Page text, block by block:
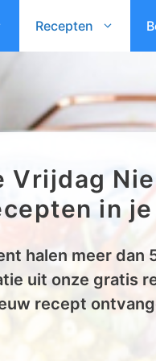
Recepten
Vrijdag
in
halen meer dan
uit onze gratis
recept